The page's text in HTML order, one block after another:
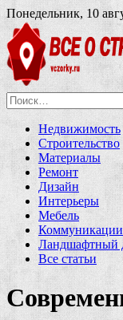
Понедельник, 10
Найти:
Недвижимость
Строительство
Материалы
Ремонт
Дизайн
Интерьеры
Мебель
Коммуникации
Ландшафтный
Все статьи